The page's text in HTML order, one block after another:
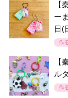
【
ー
日(
作
【
ル
作